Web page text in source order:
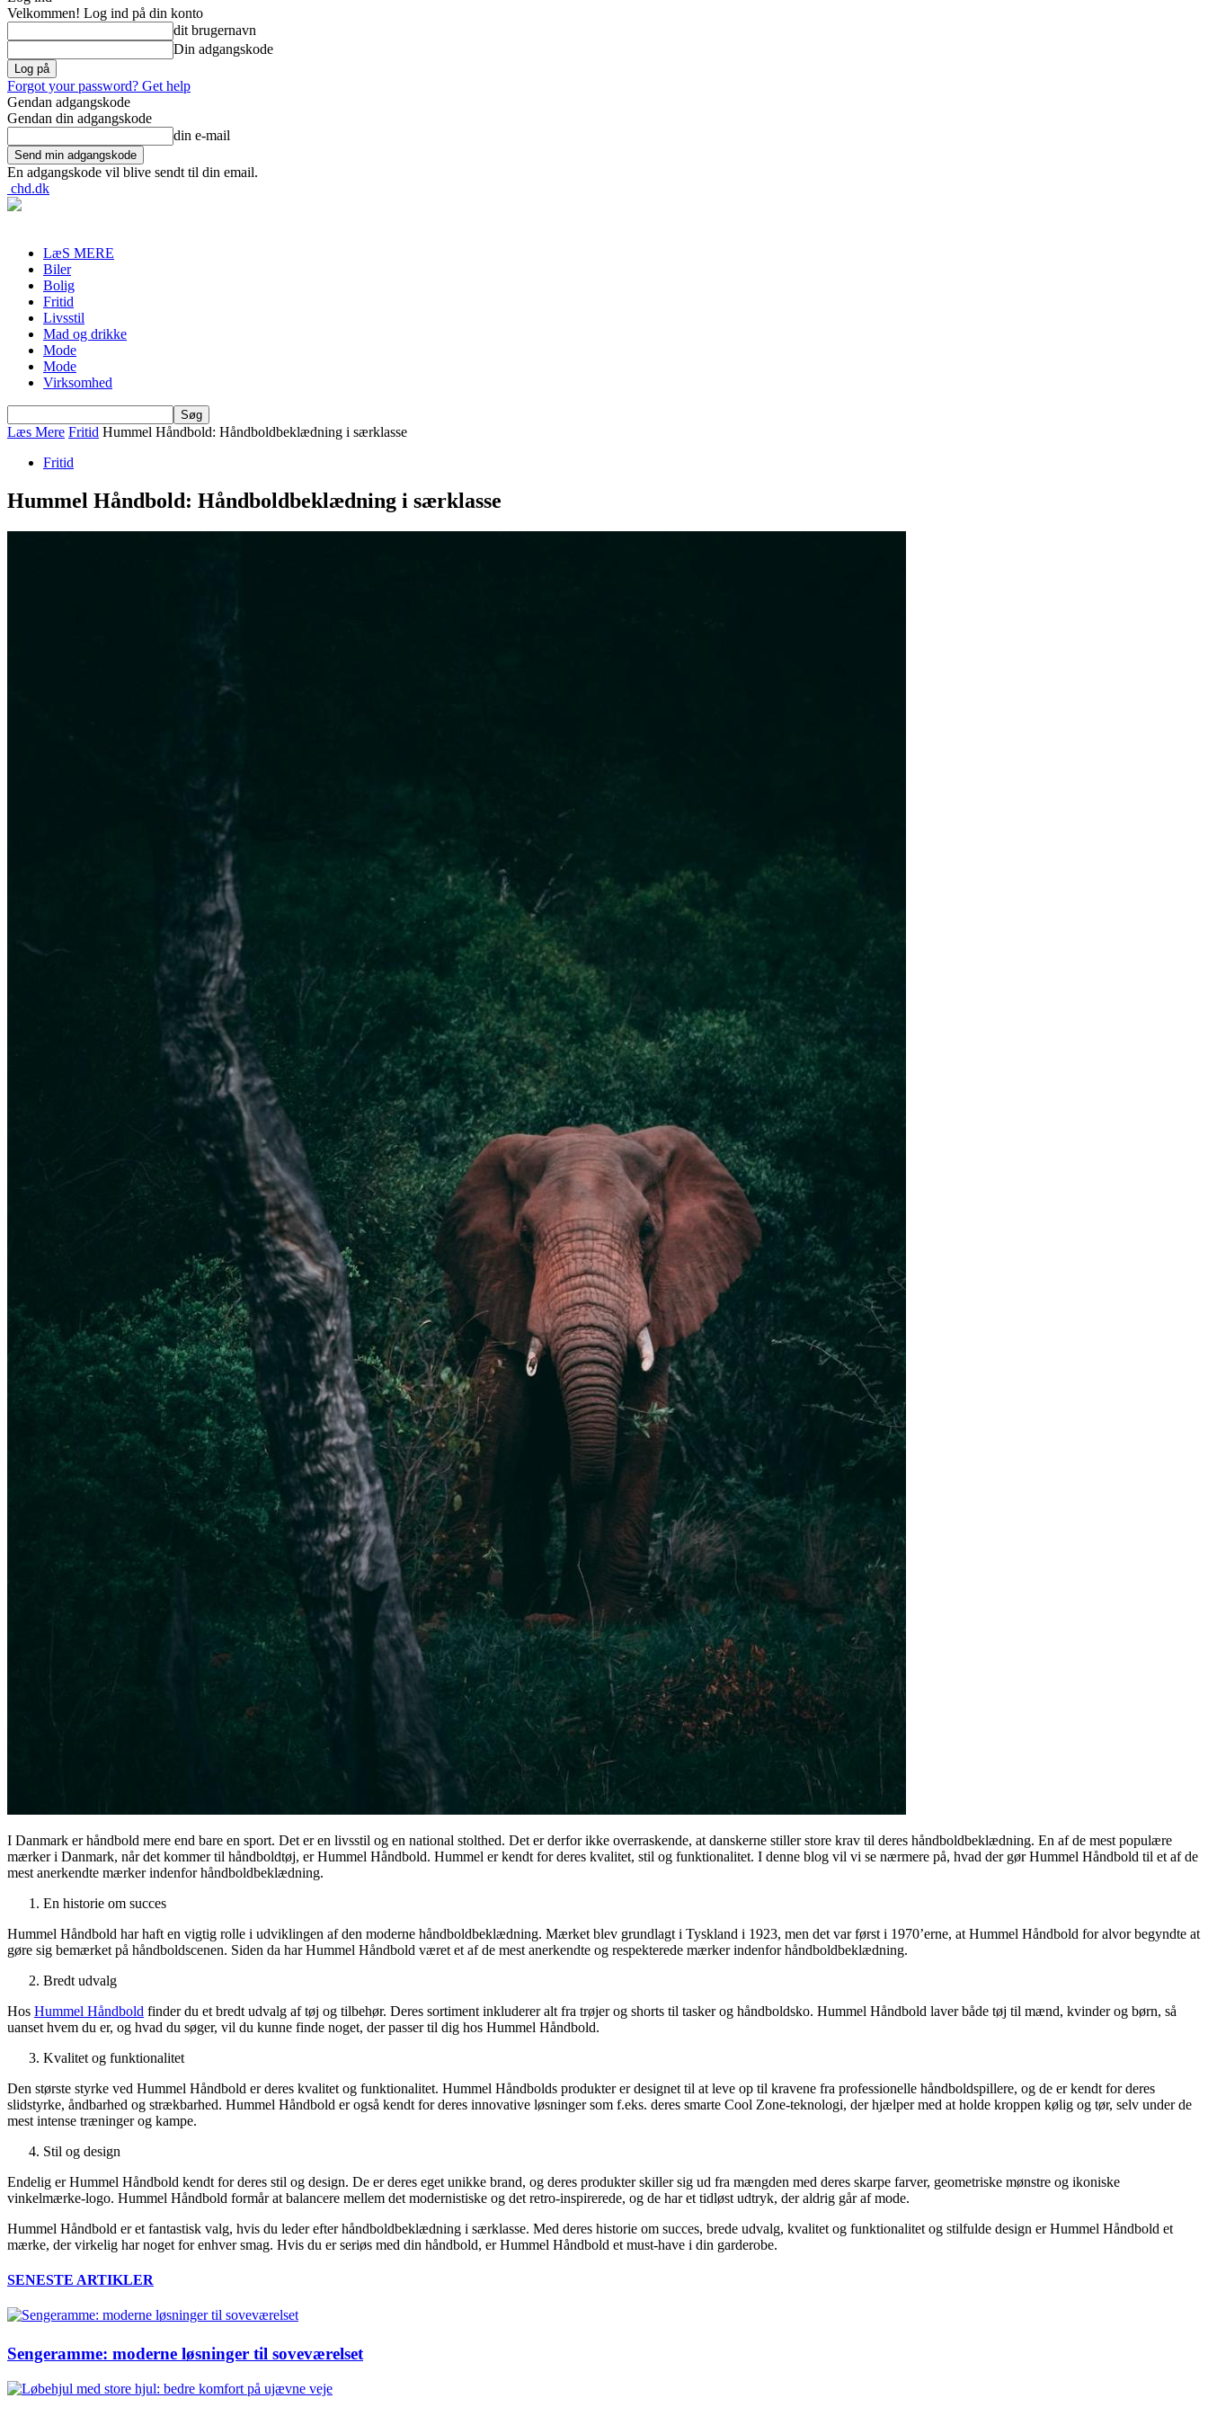
Velkommen! Log ind på din konto
dit brugernavn
Din adgangskode
Forgot your password? Get help
Gendan adgangskode
Gendan din adgangskode
din e-mail
En adgangskode vil blive sendt til din email.
chd.dk
LæS MERE
Biler
Bolig
Fritid
Livsstil
Mad og drikke
Mode
Mode
Virksomhed
Læs Mere Fritid Hummel Håndbold: Håndboldbeklædning i særklasse
Fritid
Hummel Håndbold: Håndboldbeklædning i særklasse
I Danmark er håndbold mere end bare en sport. Det er en livsstil og en national stolthed. Det er derfor ikke overraskende, at danskerne stiller store krav til deres håndboldbeklædning. En af de mest populære
mærker i Danmark, når det kommer til håndboldtøj, er Hummel Håndbold. Hummel er kendt for deres kvalitet, stil og funktionalitet. I denne blog vil vi se nærmere på, hvad der gør Hummel Håndbold til et af de
mest anerkendte mærker indenfor håndboldbeklædning.
En historie om succes
Hummel Håndbold har haft en vigtig rolle i udviklingen af den moderne håndboldbeklædning. Mærket blev grundlagt i Tyskland i 1923, men det var først i 1970’erne, at Hummel Håndbold for alvor begyndte at
gøre sig bemærket på håndboldscenen. Siden da har Hummel Håndbold været et af de mest anerkendte og respekterede mærker indenfor håndboldbeklædning.
Bredt udvalg
Hos Hummel Håndbold finder du et bredt udvalg af tøj og tilbehør. Deres sortiment inkluderer alt fra trøjer og shorts til tasker og håndboldsko. Hummel Håndbold laver både tøj til mænd, kvinder og børn, så
uanset hvem du er, og hvad du søger, vil du kunne finde noget, der passer til dig hos Hummel Håndbold.
Kvalitet og funktionalitet
Den største styrke ved Hummel Håndbold er deres kvalitet og funktionalitet. Hummel Håndbolds produkter er designet til at leve op til kravene fra professionelle håndboldspillere, og de er kendt for deres
slidstyrke, åndbarhed og strækbarhed. Hummel Håndbold er også kendt for deres innovative løsninger som f.eks. deres smarte Cool Zone-teknologi, der hjælper med at holde kroppen kølig og tør, selv under de
mest intense træninger og kampe.
Stil og design
Endelig er Hummel Håndbold kendt for deres stil og design. De er deres eget unikke brand, og deres produkter skiller sig ud fra mængden med deres skarpe farver, geometriske mønstre og ikoniske
vinkelmærke-logo. Hummel Håndbold formår at balancere mellem det modernistiske og det retro-inspirerede, og de har et tidløst udtryk, der aldrig går af mode.
Hummel Håndbold er et fantastisk valg, hvis du leder efter håndboldbeklædning i særklasse. Med deres historie om succes, brede udvalg, kvalitet og funktionalitet og stilfulde design er Hummel Håndbold et
mærke, der virkelig har noget for enhver smag. Hvis du er seriøs med din håndbold, er Hummel Håndbold et must-have i din garderobe.
SENESTE ARTIKLER
Sengeramme: moderne løsninger til soveværelset